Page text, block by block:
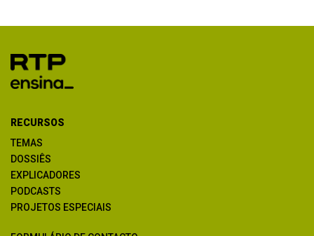
RECURSOS
TEMAS
DOSSIÊS
EXPLICADORES
PODCASTS
PROJETOS ESPECIAIS